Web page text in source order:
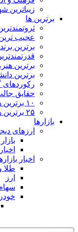
زیباترین
برترین ها
عجیب
برترین
برترین
برترین
رکوردهای
حقایق
۱۰ برترین ها
۲۵ برترین ها
بازارها
ارزهای
اخبار
طلا
ارز